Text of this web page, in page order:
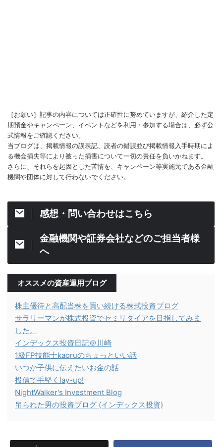
［お願い］記事の内容については正確性に努めていますが、紹介した定
期預金やキャンペーン、イベントなどを利用・参加する場合は、必ず公
式情報をご確認ください。
当ブログは、掲載情報の誤表記、読者の錯誤並び掲載情報入手時期によ
る機会損失等により被った損害について一切の責任を負いかねます。
さらに、それらを起因とした苦情を、キャンペーン等実施元である金融
機関や団体に対して行わないでください。
感想・問い合わせはこちら
金融機関や証券会社などのご担当者様
へ
オススメの資産運用ブログ
株主優待と高配当株を買い続ける株式投資ブログ
サラリーマンが株式投資でセミリタイアを目指してみま
した。
インデックス投資日記＠川崎
1級FP技能士kaoruのちょっといい話
いつか子供に伝えたいお金の話
投信で手堅くlay-up!
NightWalker's Investment Blog
吊られた男の投資ブログ (インデックス投資)